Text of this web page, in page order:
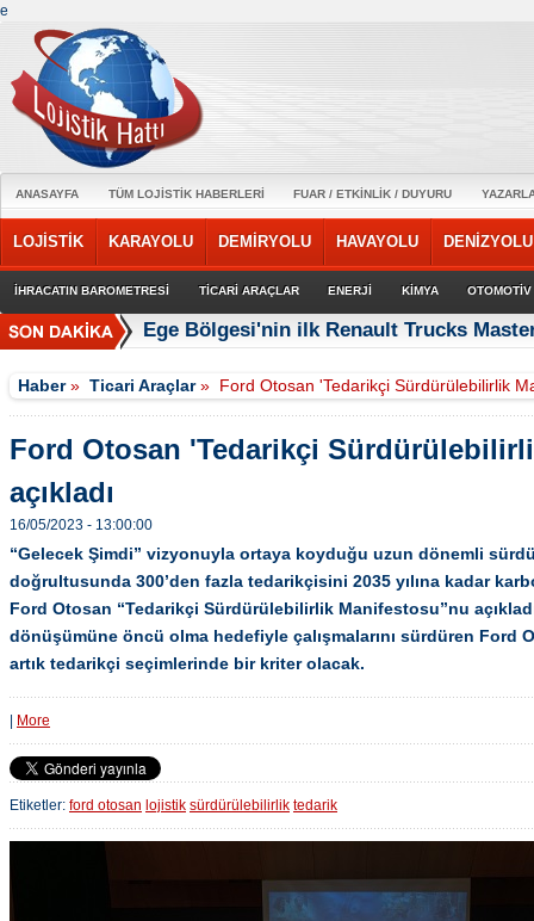
e
ANASAYFA TÜM LOJİSTİK HABERLERİ FUAR / ETKİNLİK / DUYURU
LOJİSTİK KARAYOLU DEMİRYOLU HAVAYOLU DENİZYOLU
İHRACATIN BAROMETRESİ TİCARİ ARAÇLAR ENERJİ KİMYA OTOMOTİV
Ege Bölgesi'nin ilk Renault Trucks
Haber»Ticari Araçlar» Ford Otosan 'Tedarikçi Sürdürülebilirlik
Ford Otosan 'Tedarikçi
açıkladı
16/05/2023 - 13:00:00
“Gelecek Şimdi” vizyonuyla ortaya koyduğu uzun dönemli
doğrultusunda 300’den fazla tedarikçisini 2035 yılına kadar
Ford Otosan “Tedarikçi Sürdürülebilirlik Manifestosu”nu
dönüşümüne öncü olma hedefiyle çalışmalarını sürdüren
artık tedarikçi seçimlerinde bir kriter olacak.
More
Etiketler: ford otosan lojistik sürdürülebilirlik tedarik